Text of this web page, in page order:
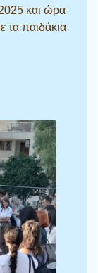
και ώρα
τα παιδάκια